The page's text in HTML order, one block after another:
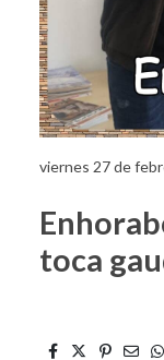
viernes 27 de
toca